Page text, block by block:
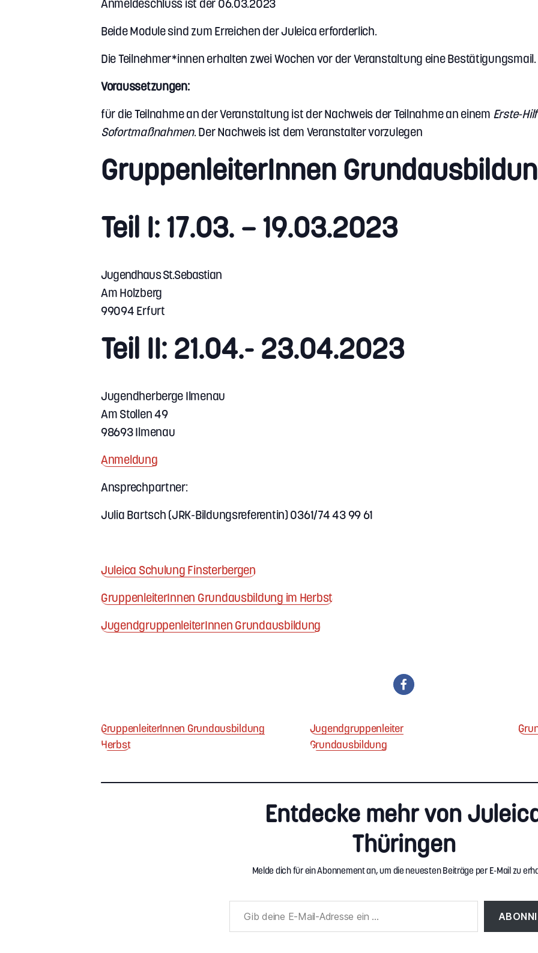
Anmeldeschluss ist der 06.03.2023
Beide Module sind zum Erreichen der Juleica erforderlich.
Die Teilnehmer*innen erhalten zwei Wochen vor der Veranstaltung eine Bestätigungsmail.
Voraussetzungen:
für die Teilnahme an der Veranstaltung ist der Nachweis der Teilnahme an einem Erste-
Sofortmaßnahmen. Der Nachweis ist dem Veranstalter vorzulegen
GruppenleiterInnen
Teil I: 17.03. – 19.03.2023
Jugendhaus St.Sebastian
Am Holzberg
99094 Erfurt
Teil II: 21.04.- 23.04.2023
Jugendherberge Ilmenau
Am Stollen 49
98693 Ilmenau
Anmeldung
Ansprechpartner:
Julia Bartsch (JRK-Bildungsreferentin) 0361/74 43 99 61
Juleica Schulung Finsterbergen
GruppenleiterInnen Grundausbildung im Herbst
JugendgruppenleiterInnen Grundausbildung
GruppenleiterInnen Grundausbildung
Herbst
Jugendgruppenleiter
Grundausbildung
Entdecke mehr von
Thüringen
Melde dich für ein Abonnement an, um die neuesten Beiträge per E-Mail zu
Gib deine E-Mail-Adresse ein ...